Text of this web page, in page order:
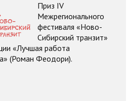
Приз IV
Межрегионального
фестиваля «Ново-
Сибирский транзит»
«Лучшая работа
(Роман Феодори).